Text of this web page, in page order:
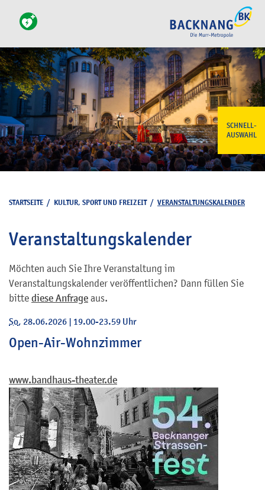
SCHNELL-
AUSWAHL
STARTSEITE / KULTUR, SPORT UND FREIZEIT/ VERANSTALTUNGSKALENDER
Veranstaltungskalender
Möchten auch Sie Ihre Veranstaltung im
Veranstaltungskalender veröffentlichen? Dann füllen Sie
bitte diese Anfrage aus.
So, 28.06.2026 | 19.00-23.59 Uhr
Open-Air-Wohnzimmer
www.bandhaus-theater.de